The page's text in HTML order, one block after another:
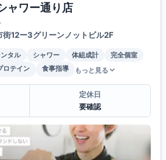
ャワー通り店
12ー3グリーンノットビル2F
タル シャワー 体組成計
完全個室
ロテイン 食事指導 もっと見る
定休日
要確認